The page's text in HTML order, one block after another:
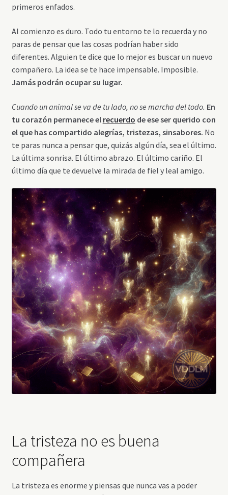
primeros enfados.
Al comienzo es duro. Todo tu entorno te lo recuerda y no
paras de pensar que las cosas podrían haber sido
diferentes. Alguien te dice que lo mejor es buscar un nuevo
compañero. La idea se te hace impensable. Imposible.
Jamás podrán ocupar su lugar.
Cuando un animal se va de tu lado, no se marcha del todo. En
tu corazón permanece el recuerdo de ese ser querido con
el que has compartido alegrías, tristezas, sinsabores. No
te paras nunca a pensar que, quizás algún día, sea el último.
La última sonrisa. El último abrazo. El último cariño. El
último día que te devuelve la mirada de fiel y leal amigo.
La tristeza no es buena
compañera
La tristeza es enorme y piensas que nunca vas a poder